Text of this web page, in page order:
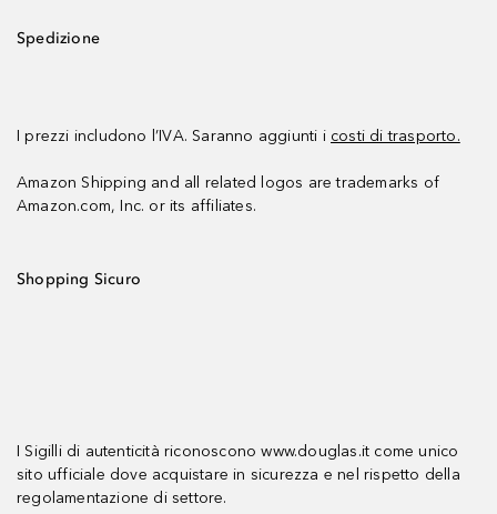
Spedizione
I prezzi includono l’IVA. Saranno aggiunti i costi di trasporto.
Amazon Shipping and all related logos are trademarks of
Amazon.com, Inc. or its affiliates.
Shopping Sicuro
I Sigilli di autenticità riconoscono www.douglas.it come unico
sito ufficiale dove acquistare in sicurezza e nel rispetto della
regolamentazione di settore.